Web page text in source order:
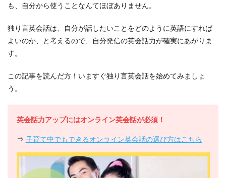
も、自分から使うことなんてほぼありません。
独り言英会話は、自分が話したいことをどのように英語にすれば
よいのか、と考えるので、自分発信の英会話力が確実にあがりま
す。
この記事を読んだ方！いますぐ独り言英会話を始めてみましょ
う。
英会話力アップにはオンライン英会話が必須！
⇒ 子育て中でもできるオンライン英会話の選び方はこちら